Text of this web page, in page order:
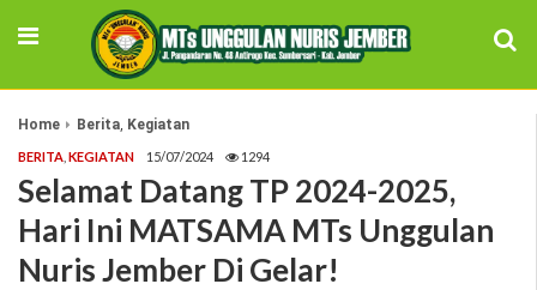
Home Berita, Kegiatan
BERITA KEGIATAN 15/07/2024 1294
Selamat Datang TP 2024-2025,
Hari Ini MATSAMA MTs Unggulan
Nuris Jember Di Gelar!